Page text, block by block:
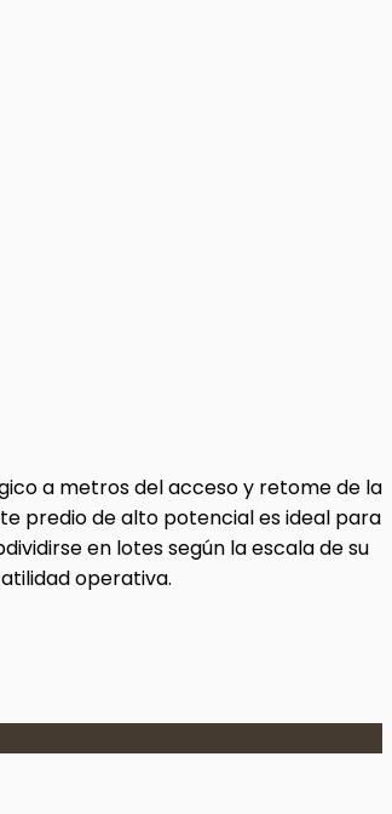
a metros del acceso y retome de la
predio de alto potencial es ideal para
en lotes según la escala de su
operativa.